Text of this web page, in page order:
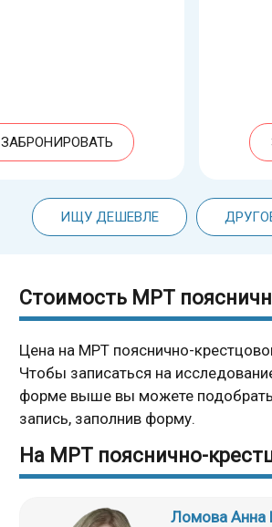
ЗАБРОНИРОВАТЬ
ИЩУ ДЕШЕВЛЕ
Стоимость МРТ
Цена на МРТ пояснично-
Чтобы записаться на
форме выше вы можете
запись, заполнив форму.
На МРТ пояснично-
Ломова Анна